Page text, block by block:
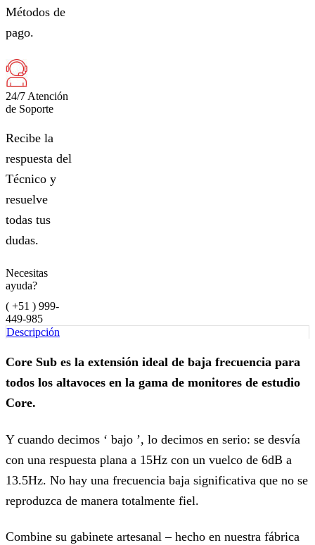
Métodos de
pago.
24/7 Atención
de Soporte
Recibe la
respuesta del
Técnico y
resuelve
todas tus
dudas.
Necesitas
ayuda?
( +51 ) 999-
449-985
Descripción
Core Sub es la extensión ideal de baja frecuencia para
todos los altavoces en la gama de monitores de estudio
Core.
Y cuando decimos ‘ bajo ’, lo decimos en serio: se desvía
con una respuesta plana a 15Hz con un vuelco de 6dB a
13.5Hz. No hay una frecuencia baja significativa que no se
reproduzca de manera totalmente fiel.
Combine su gabinete artesanal – hecho en nuestra fábrica